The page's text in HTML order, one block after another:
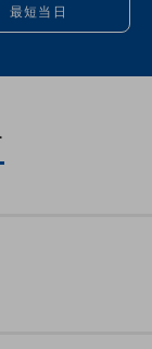
最短当日